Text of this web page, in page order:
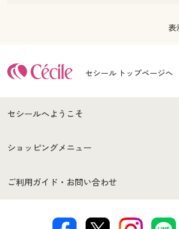
表
セシール トップページへ
セシールへようこそ
はじめての方へ
セシールご利用規約
ショッピングメニュー
商品カテゴリ
ご利用ガイド・お問い合わせ